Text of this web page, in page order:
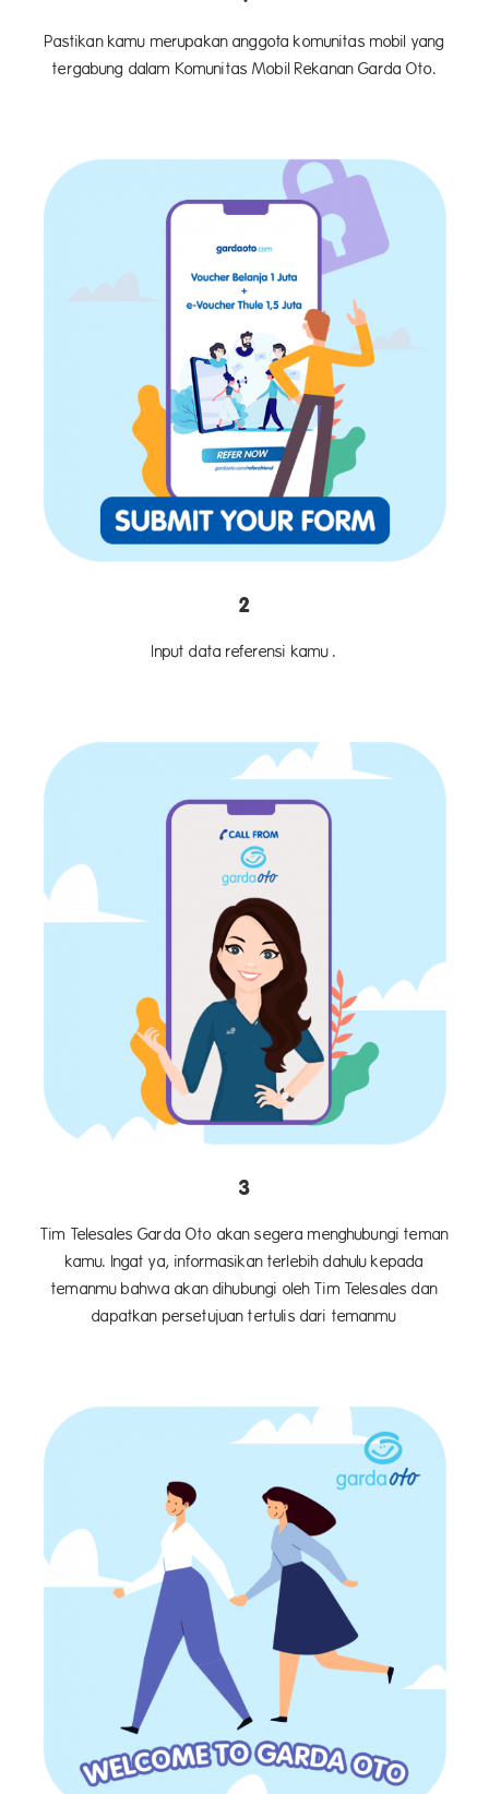
Pastikan kamu merupakan anggota komunitas mobil yang
tergabung dalam Komunitas Mobil Rekanan Garda Oto.
2
Input data referensi kamu .
3
Tim Telesales Garda Oto akan segera menghubungi teman
kamu. Ingat ya, informasikan terlebih dahulu kepada
temanmu bahwa akan dihubungi oleh Tim Telesales dan
dapatkan persetujuan tertulis dari temanmu